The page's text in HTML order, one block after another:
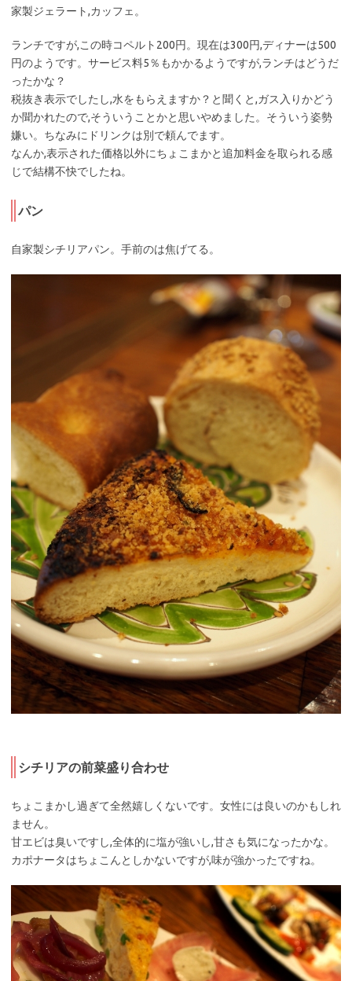
家製ジェラート,カッフェ。
ランチですが,この時コペルト200円。現在は300円,ディナーは500
円のようです。サービス料5％もかかるようですが,ランチはどうだ
ったかな？
税抜き表示でしたし,水をもらえますか？と聞くと,ガス入りかどう
か聞かれたので,そういうことかと思いやめました。そういう姿勢
嫌い。ちなみにドリンクは別で頼んでます。
なんか,表示された価格以外にちょこまかと追加料金を取られる感
じで結構不快でしたね。
パン
自家製シチリアパン。手前のは焦げてる。
シチリアの前菜盛り合わせ
ちょこまかし過ぎて全然嬉しくないです。女性には良いのかもしれ
ません。
甘エビは臭いですし,全体的に塩が強いし,甘さも気になったかな。
カポナータはちょこんとしかないですが,味が強かったですね。